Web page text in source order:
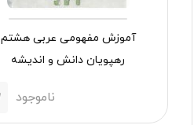
آموزش مفهومی عربی هشتم
رهپویان دانش و اندیشه
ناموجود